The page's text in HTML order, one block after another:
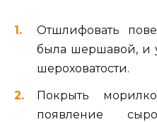
Отшлифовать
была шершавой, и
шероховатости.
Покрыть
появление